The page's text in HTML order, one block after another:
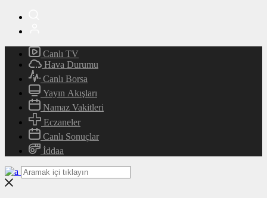
Canlı TV
Hava Durumu
Canlı Borsa
Yayın Akışları
Namaz Vakitleri
Eczaneler
Canlı Sonuçlar
İddaa